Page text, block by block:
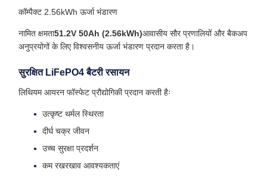
कॉम्पैक्ट 2.56kWh ऊर्जा भंडारण
नामित क्षमता51.2V 50Ah (2.56kWh)आवासीय सौर प्रणालियों और बैकअप
अनुप्रयोगों के लिए विश्वसनीय ऊर्जा भंडारण प्रदान करता है।
सुरक्षित LiFePO4 बैटरी रसायन
लिथियम आयरन फॉस्फेट प्रौद्योगिकी प्रदान करती हैः
उत्कृष्ट थर्मल स्थिरता
दीर्घ चक्र जीवन
उच्च सुरक्षा प्रदर्शन
कम रखरखाव आवश्यकताएं